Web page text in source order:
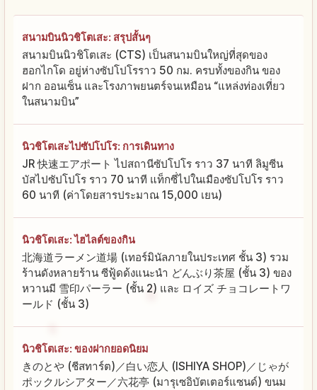
สนามบินนิวชิโตเสะ: สรุปสั้นๆ
สนามบินนิวชิโตเสะ (CTS) เป็นสนามบินใหญ่ที่สุดของ
ฮอกไกโด อยู่ห่างซัปโปโรราว 50 กม. ครบทั้งของกิน ของ
ฝาก ออนเซ็น และโรงภาพยนตร์จนเหมือน “แหล่งท่องเที่ยว
ในสนามบิน”
นิวชิโตเสะไปซัปโปโร: การเดินทาง
JR 快速エアポート ไปสถานีซัปโปโร ราว 37 นาที ลิมูซีน
บัสไปซัปโปโร ราว 70 นาที แท็กซี่ไปในเมืองซัปโปโร ราว
60 นาที (ค่าโดยสารประมาณ 15,000 เยน)
นิวชิโตเสะ: ไฮไลต์ของกิน
北海道ラーメン道場 (เทอร์มินัลภายในประเทศ ชั้น 3) รวม
ร้านดังหลายร้าน ซีฟู้ดด้งแนะนำ どんぶり茶屋 (ชั้น 3) ของ
หวานมี 雪印パーラー (ชั้น 2) และ ロイズ チョコレートワ
ールド (ชั้น 3)
นิวชิโตเสะ: ของฝากยอดนิยม
きのとや (ชีสทาร์ต)／白い恋人 (ISHIYA SHOP)／じゃが
ポックルシアター／六花亭 (มารุเซอิบัตเตอร์แซนด์) ขนม